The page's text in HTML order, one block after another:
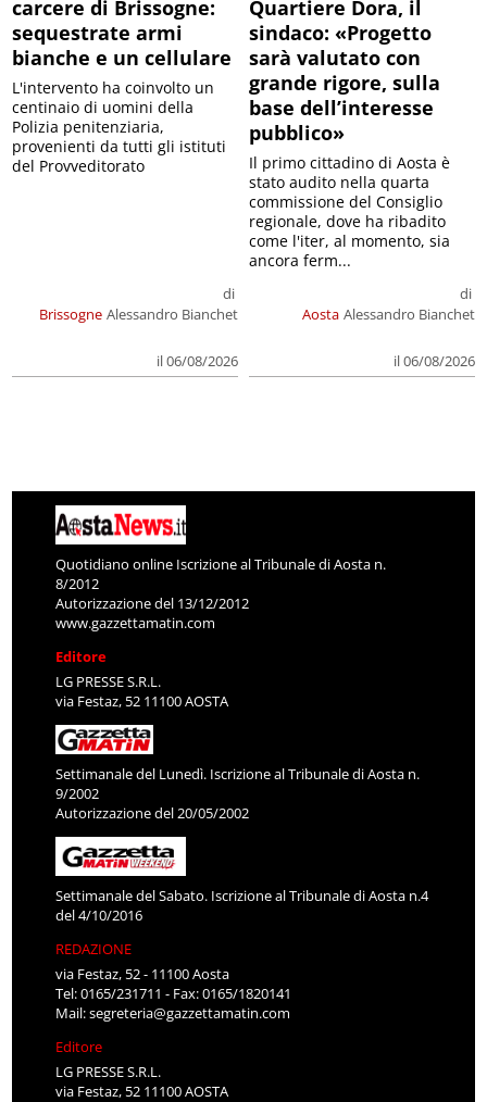
carcere di Brissogne:
sequestrate armi
bianche e un cellulare
Brissogne
di
Alessandro Bianchet
il 06/08/2026
L'intervento ha coinvolto un
centinaio di uomini della
Polizia penitenziaria,
provenienti da tutti gli istituti
del Provveditorato
Quartiere Dora, il
sindaco: «Progetto
sarà valutato con
grande rigore, sulla
base dell’interesse
pubblico»
Aosta
di
Alessandro Bianchet
il 06/08/2026
Il primo cittadino di Aosta è
stato audito nella quarta
commissione del Consiglio
regionale, dove ha ribadito
come l'iter, al momento, sia
ancora ferm...
Quotidiano online Iscrizione al Tribunale di Aosta n.
8/2012
Autorizzazione del 13/12/2012
www.gazzettamatin.com
Editore
LG PRESSE S.R.L.
via Festaz, 52 11100 AOSTA
Settimanale del Lunedì. Iscrizione al Tribunale di Aosta n.
9/2002
Autorizzazione del 20/05/2002
Settimanale del Sabato. Iscrizione al Tribunale di Aosta n.4
del 4/10/2016
REDAZIONE
via Festaz, 52 - 11100 Aosta
Tel: 0165/231711 - Fax: 0165/1820141
Mail:segreteria@gazzettamatin.com
Editore
LG PRESSE S.R.L.
via Festaz, 52 11100 AOSTA